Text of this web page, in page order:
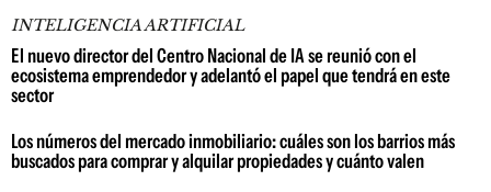
INTELIGENCIA ARTIFICIAL
El nuevo director del Centro Nacional de IA se reunió con el
ecosistema emprendedor y adelantó el papel que tendrá en este
sector
Los números del mercado inmobiliario: cuáles son los barrios más
buscados para comprar y alquilar propiedades y cuánto valen